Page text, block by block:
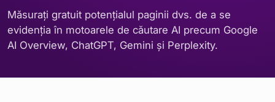
Măsurați gratuit potențialul paginii dvs. de a se
evidenția în motoarele de căutare AI precum Google
AI Overview, ChatGPT, Gemini și Perplexity.